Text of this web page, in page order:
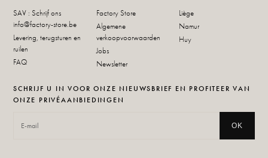
SAV : Schrijf ons
info@factory-store.be
Levering, terugsturen en
ruilen
FAQ
Factory Store
Algemene
verkoopvoorwaarden
Jobs
Newsletter
Liège
Namur
Huy
SCHRIJF U IN VOOR ONZE NIEUWSBRIEF EN PROFITEER VAN
ONZE PRIVÉAANBIEDINGEN
OK